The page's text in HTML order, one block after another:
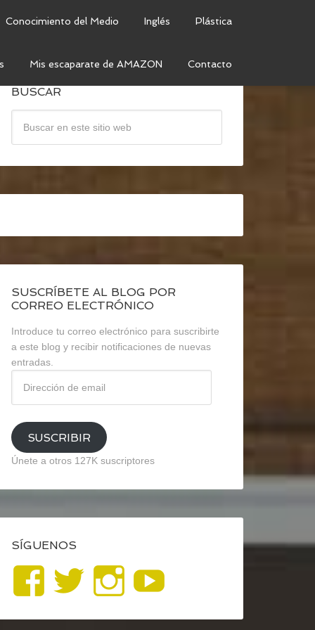
Conocimiento del Medio Inglés Plástica
Mis escaparate de AMAZON Contacto
BUSCAR
SUSCRÍBETE AL BLOG POR
CORREO ELECTRÓNICO
Introduce tu correo electrónico para suscribirte
a este blog y recibir notificaciones de nuevas
entradas.
email
SUSCRIBIR
Únete a otros 127K suscriptores
SÍGUENOS
Ver
perfil
Ver
perfil
Ver
perfil